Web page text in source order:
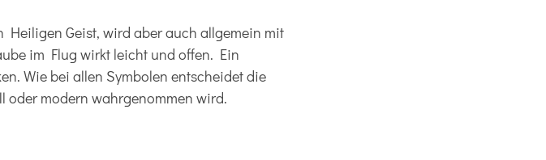
Geist, wird aber auch allgemein mit
im Flug wirkt leicht und offen. Ein
Wie bei allen Symbolen entscheidet die
modern wahrgenommen wird.